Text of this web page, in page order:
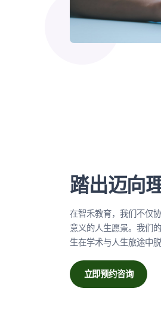
踏出迈向
在智禾教育，我们不仅
意义的人生愿景。我们
生在学术与人生旅途中脱
立即预约咨询